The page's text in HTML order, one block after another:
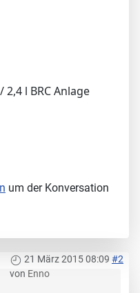
l BRC Anlage
um der Konversation
21 März 2015 08:09 #2
von Enno